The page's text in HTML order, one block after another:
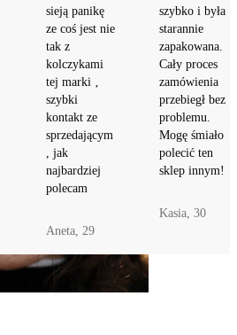
sieją panikę
ze coś jest nie
tak z
kolczykami
tej marki ‚
szybki
kontakt ze
sprzedającym
, jak
najbardziej
polecam
Aneta, 29
szybko i była
starannie
zapakowana.
Cały proces
zamówienia
przebiegł bez
problemu.
Mogę śmiało
polecić ten
sklep innym!
Kasia, 30